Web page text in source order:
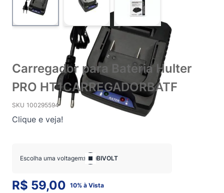
Carregador para Bateria Hulter
PRO HT1CARREGADORBATF
SKU 100295594
Clique e veja!
Escolha uma voltagem: BIVOLT
R$ 59,00 10% à Vista